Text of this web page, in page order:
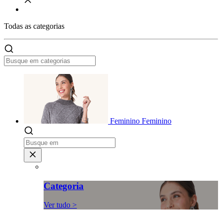
Todas as categorias
Feminino Feminino
Categoria
Ver tudo >